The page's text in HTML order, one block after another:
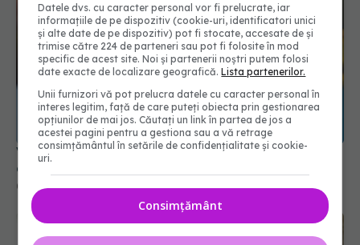
Vitamina care îți protejează creierul. Cum previi
demența
02 apr 2026, 08:48
Datele dvs. cu caracter personal vor fi prelucrate, iar
informațiile de pe dispozitiv (cookie-uri, identificatori unici
și alte date de pe dispozitiv) pot fi stocate, accesate de și
trimise către 224 de parteneri sau pot fi folosite în mod
specific de acest site. Noi și partenerii noștri putem folosi
date exacte de localizare geografică.Lista partenerilor.
Unii furnizori vă pot prelucra datele cu caracter personal în
interes legitim, față de care puteți obiecta prin gestionarea
opțiunilor de mai jos. Căutați un link în partea de jos a
acestei pagini pentru a gestiona sau a vă retrage
consimțământul în setările de confidențialitate și cookie-
uri.
Consimțământ